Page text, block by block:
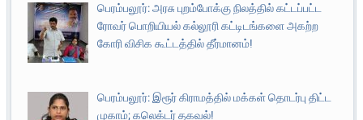
பெரம்பலூர்: அரசு புறம்போக்கு நிலத்தில் கட்டப்பட்ட
ரோவர் பொறியியல் கல்லூரி கட்டிடங்களை அகற்ற
கோரி விசிக கூட்டத்தில் தீர்மானம்!
பெரம்பலூர்: இரூர் கிராமத்தில் மக்கள் தொடர்பு திட்ட
முகாம்; கலெக்டர் தகவல்!